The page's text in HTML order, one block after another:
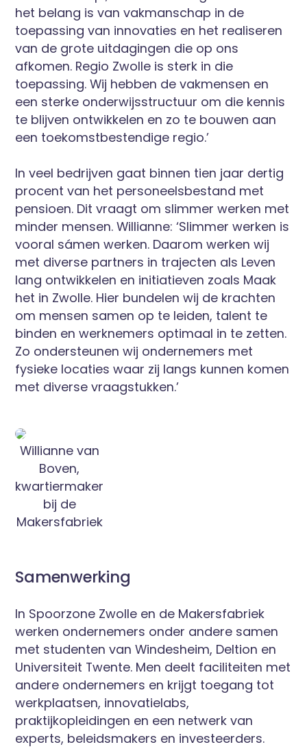
het belang is van vakmanschap in de
toepassing van innovaties en het realiseren
van de grote uitdagingen die op ons
afkomen. Regio Zwolle is sterk in die
toepassing. Wij hebben de vakmensen en
een sterke onderwijsstructuur om die kennis
te blijven ontwikkelen en zo te bouwen aan
een toekomstbestendige regio.’
In veel bedrijven gaat binnen tien jaar dertig
procent van het personeelsbestand met
pensioen. Dit vraagt om slimmer werken met
minder mensen. Willianne: ‘Slimmer werken is
vooral sámen werken. Daarom werken wij
met diverse partners in trajecten als Leven
lang ontwikkelen en initiatieven zoals Maak
het in Zwolle. Hier bundelen wij de krachten
om mensen samen op te leiden, talent te
binden en werknemers optimaal in te zetten.
Zo ondersteunen wij ondernemers met
fysieke locaties waar zij langs kunnen komen
met diverse vraagstukken.’
Willianne van
Boven,
kwartiermaker
bij de
Makersfabriek
Samenwerking
In Spoorzone Zwolle en de Makersfabriek
werken ondernemers onder andere samen
met studenten van Windesheim, Deltion en
Universiteit Twente. Men deelt faciliteiten met
andere ondernemers en krijgt toegang tot
werkplaatsen, innovatielabs,
praktijkopleidingen en een netwerk van
experts, beleidsmakers en investeerders.